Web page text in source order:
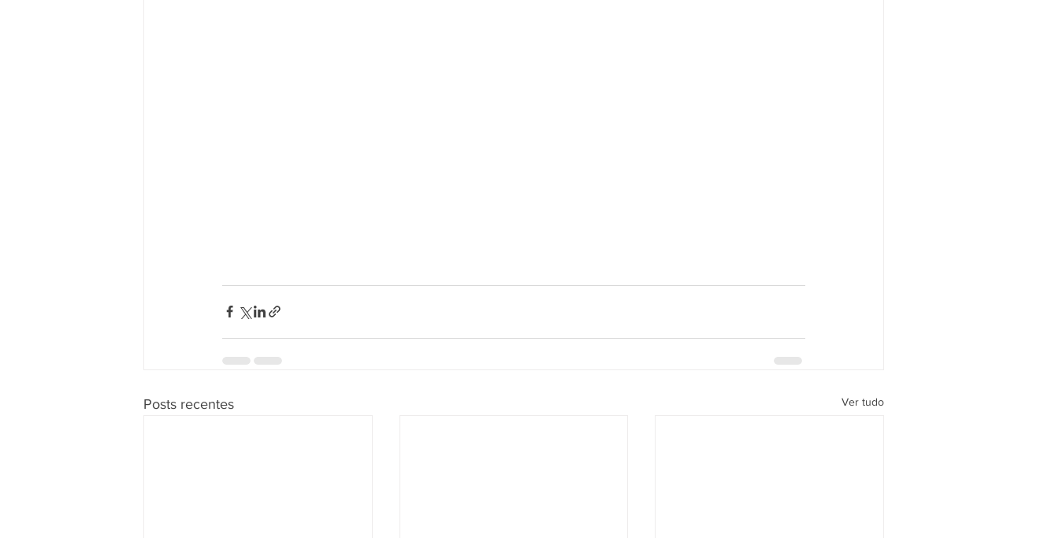
Posts recentes Ver tudo